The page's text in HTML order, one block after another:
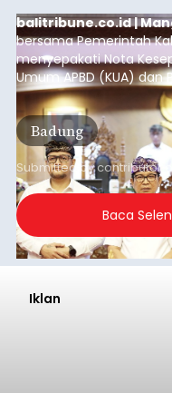
balitribune.co.id |
bersama Pemerintah
menyepakati Nota
Umum APBD (KUA) dan
Sementara (PPAS)
rapat paripurna yang
Badung, Kamis (6/8/
Badung
Submitted bycontributor
Baca
Iklan